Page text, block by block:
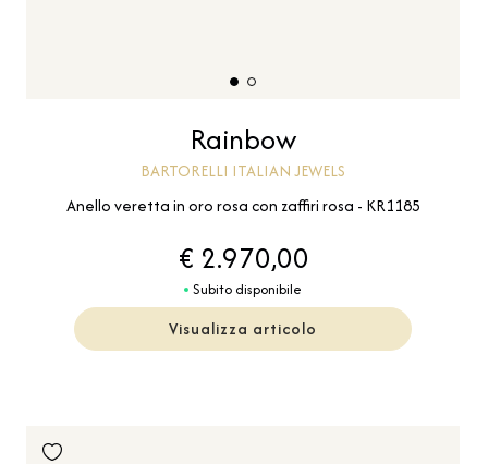
Rainbow
BARTORELLI ITALIAN JEWELS
Anello veretta in oro rosa con zaffiri rosa - KR1185
€ 2.970,00
Subito disponibile
Visualizza articolo